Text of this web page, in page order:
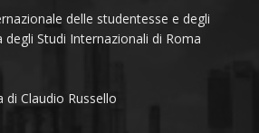
delle studentesse e degli
degli Studi Internazionali di Roma
Claudio Russello